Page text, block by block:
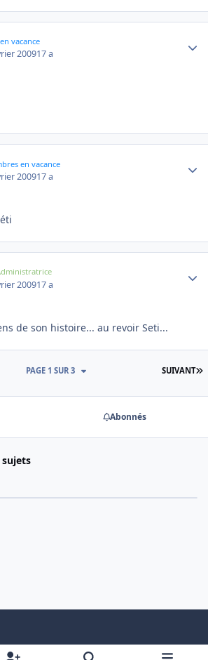
vacance
200917 a
en vacance
200917 a
200917 a
de son histoire... au revoir Seti...
SUIVANT
PAGE 1 SUR 3
Abonnés
x